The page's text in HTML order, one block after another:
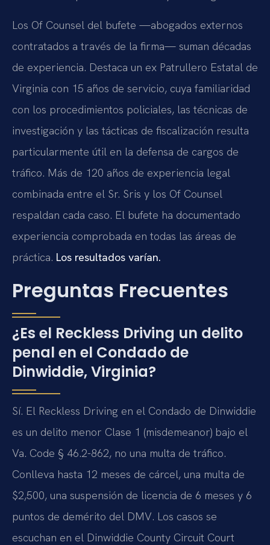
Los Of Counsel del bufete —abogados externos
contratados a través de la firma— suman décadas
de experiencia. Destaca un ex Patrullero Estatal de
Virginia con 15 años de servicio, cuya familiaridad
con los procedimientos policiales, las técnicas de
investigación y las tácticas de fiscalización resulta
particularmente útil en la defensa de cargos de
tráfico. Más de 120 años de experiencia legal
combinada entre el Sr. Sris y los Of Counsel
respaldan cada caso. El bufete ha documentado
experiencia comprobada en todas las áreas de
práctica. Los resultados varían.
Preguntas Frecuentes
¿Es el Reckless Driving un delito
penal en el Condado de
Dinwiddie, Virginia?
Sí. El Reckless Driving en el Condado de Dinwiddie
es un delito menor Clase 1 (misdemeanor) bajo el
Va. Code § 46.2-862, no una multa de tráfico.
Conlleva hasta 12 meses de cárcel, una multa de
$2,500, una suspensión de licencia de 6 meses y 6
puntos de demérito del DMV. Los casos se
escuchan en el Dinwiddie County Circuit Court